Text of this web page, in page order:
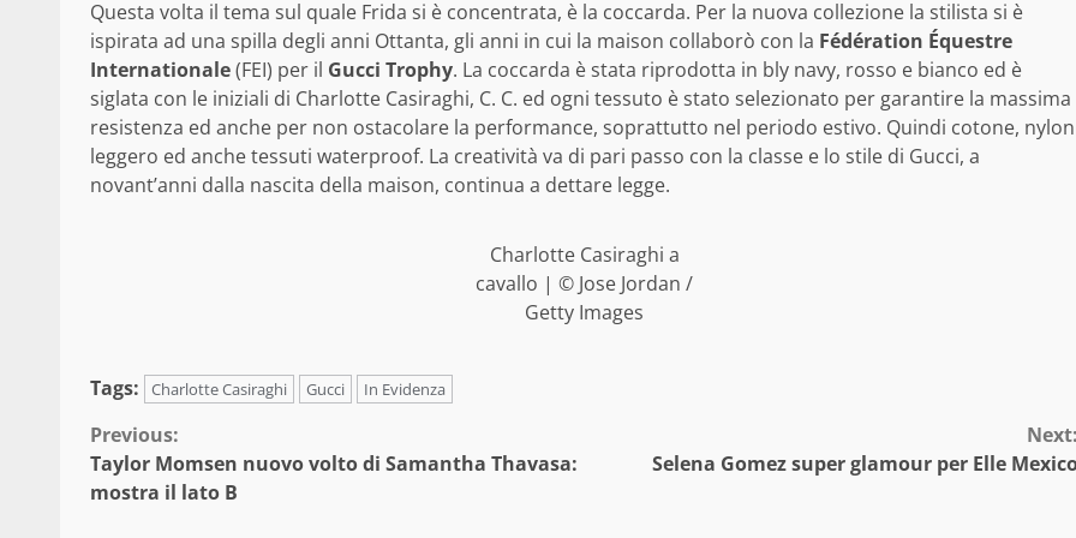
Questa volta il tema sul quale Frida si è concentrata, è la coccarda. Per la nuova collezione la stilista si è
ispirata ad una spilla degli anni Ottanta, gli anni in cui la maison collaborò con la Fédération Équestre
Internationale(FEI) per il Gucci Trophy. La coccarda è stata riprodotta in bly navy, rosso e bianco ed è
siglata con le iniziali di Charlotte Casiraghi, C. C. ed ogni tessuto è stato selezionato per garantire la massima
resistenza ed anche per non ostacolare la performance, soprattutto nel periodo estivo. Quindi cotone, nylon
leggero ed anche tessuti waterproof. La creatività va di pari passo con la classe e lo stile di Gucci, a
novant’anni dalla nascita della maison, continua a dettare legge.
Charlotte Casiraghi a
cavallo | © Jose Jordan /
Getty Images
Tags: Charlotte Casiraghi Gucci In Evidenza
Continue
Reading
Previous:
Taylor Momsen nuovo volto di Samantha Thavasa:
mostra il lato B
Selena Gomez super glamour per Elle